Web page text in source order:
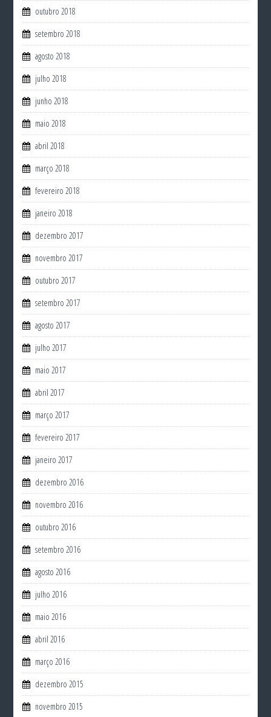
outubro 2018
setembro 2018
agosto 2018
julho 2018
junho 2018
maio 2018
abril 2018
março 2018
fevereiro 2018
janeiro 2018
dezembro 2017
novembro 2017
outubro 2017
setembro 2017
agosto 2017
julho 2017
maio 2017
abril 2017
março 2017
fevereiro 2017
janeiro 2017
dezembro 2016
novembro 2016
outubro 2016
setembro 2016
agosto 2016
julho 2016
maio 2016
abril 2016
março 2016
dezembro 2015
novembro 2015